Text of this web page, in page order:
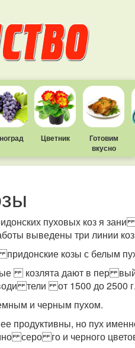
Цветник
Готовим
вкусно
пуховых коз я
выведены три линии
козы с белым
козлята дают в пер вый
тели от 1500 до 2500
и черным пухом.
продуктивны, но пух
серо го и черного